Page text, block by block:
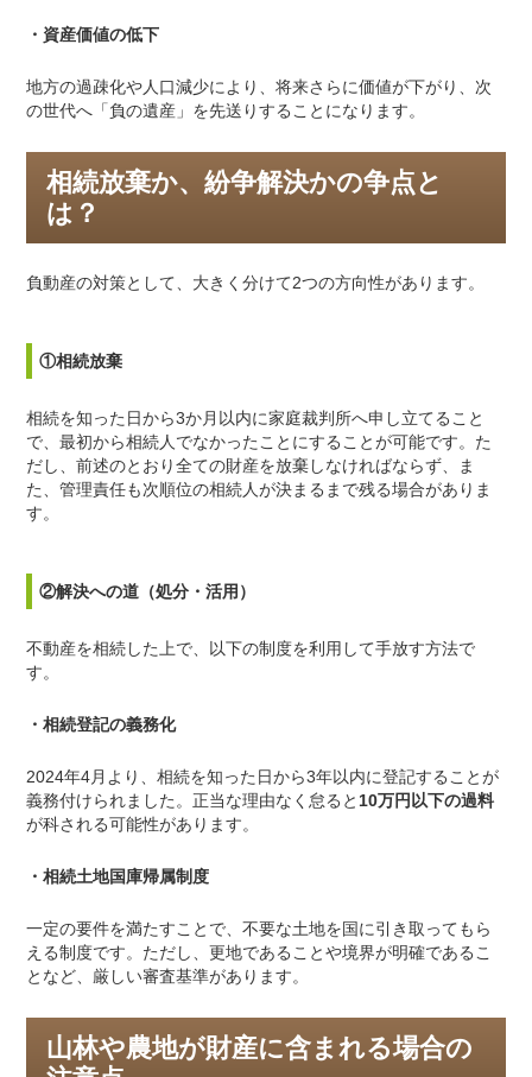
・資産価値の低下
地方の過疎化や人口減少により、将来さらに価値が下がり、次
の世代へ「負の遺産」を先送りすることになります。
相続放棄か、紛争解決かの争点と
は？
負動産の対策として、大きく分けて2つの方向性があります。
①相続放棄
相続を知った日から3か月以内に家庭裁判所へ申し立てること
で、最初から相続人でなかったことにすることが可能です。た
だし、前述のとおり全ての財産を放棄しなければならず、ま
た、管理責任も次順位の相続人が決まるまで残る場合がありま
す。
②解決への道（処分・活用）
不動産を相続した上で、以下の制度を利用して手放す方法で
す。
・相続登記の義務化
2024年4月より、相続を知った日から3年以内に登記することが
義務付けられました。正当な理由なく怠ると10万円以下の過料
が科される可能性があります。
・相続土地国庫帰属制度
一定の要件を満たすことで、不要な土地を国に引き取ってもら
える制度です。ただし、更地であることや境界が明確であるこ
となど、厳しい審査基準があります。
山林や農地が財産に含まれる場合の